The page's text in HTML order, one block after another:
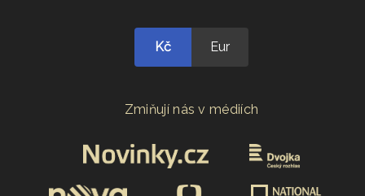
Kč Eur
Zmiňují nás v médiích